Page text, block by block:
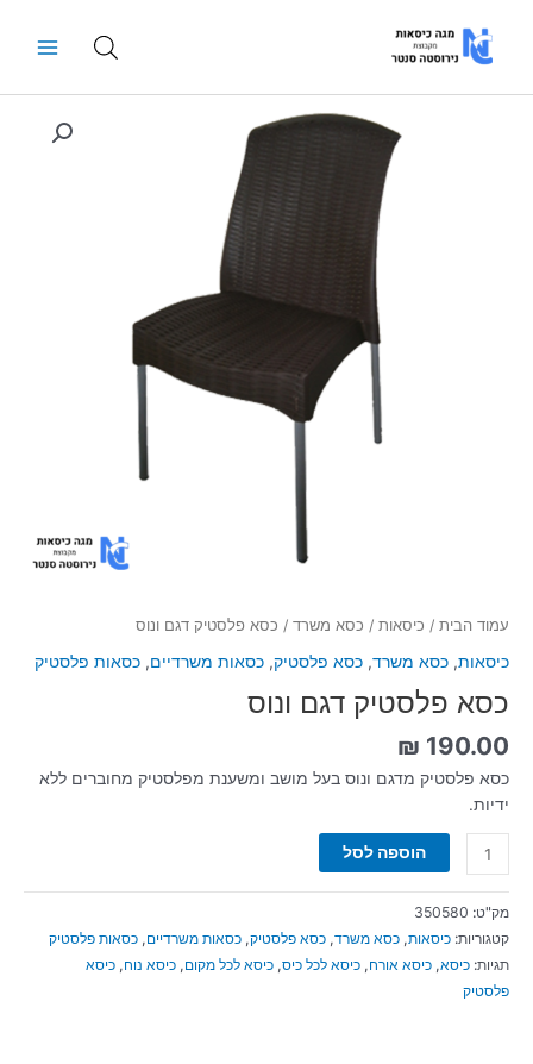
Menu
עמוד הבית / כיסאות / כסא משרד / כסא פלסטיק דגם ונוס
כיסאות, כסא משרד, כסא פלסטיק, כסאות משרדיים, כסאות פלסטיק
כסא פלסטיק דגם ונוס
₪ 190.00
כסא פלסטיק מדגם ונוס בעל מושב ומשענת מפלסטיק מחוברים ללא
ידיות.
הוספה לסל
מק"ט: 350580
קטגוריות: כיסאות, כסא משרד, כסא פלסטיק, כסאות משרדיים, כסאות פלסטיק
תגיות: כיסא, כיסא אורח, כיסא לכל כיס, כיסא לכל מקום, כיסא נוח, כיסא
פלסטיק